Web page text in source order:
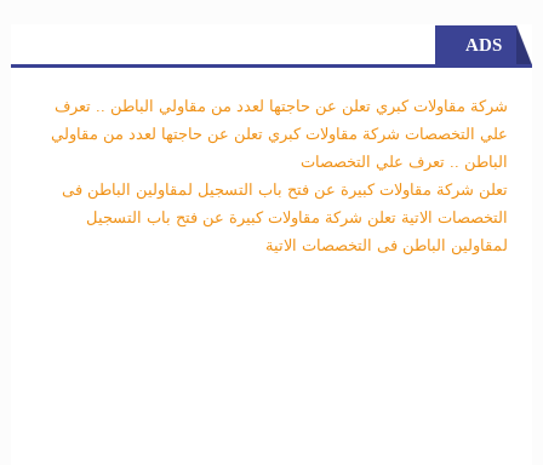
ADS
شركة مقاولات كبري تعلن عن حاجتها لعدد من مقاولي الباطن .. تعرف
علي التخصصات شركة مقاولات كبري تعلن عن حاجتها لعدد من مقاولي
الباطن .. تعرف علي التخصصات
تعلن شركة مقاولات كبيرة عن فتح باب التسجيل لمقاولين الباطن فى
التخصصات الاتية تعلن شركة مقاولات كبيرة عن فتح باب التسجيل
لمقاولين الباطن فى التخصصات الاتية